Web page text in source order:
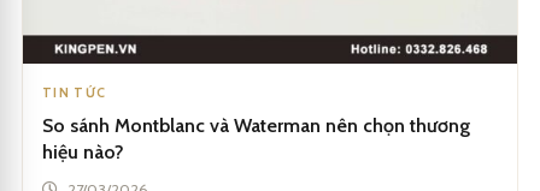
TIN TỨC
So sánh Montblanc và Waterman nên chọn thương
hiệu nào?